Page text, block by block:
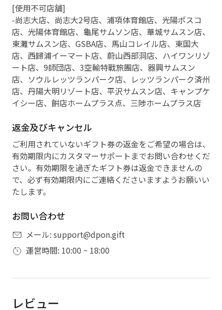
[使用不可店舗]
-尚志大店、尚志大2号店、浦項体育館店、光陽ポスコ
店、光陽体育館店、龜尾サムソン店、華城サムスン店、
東灘サムスン店、GSBA店、馬山コレイル店、東国大
店、西歸浦イーマート店、蔚山西部洞店、ハイワンリゾ
ート店、9師団店、3空輸特戰旅團店、器興サムスン
店、ソウルレッツランパーク店、レッツランパーク済州
店、丹陽大明リゾート店、平沢サムスン店、キャンプケ
イシー店、餠店ホームプラス点、三陟ホームプラス店
返金及びキャンセル
ご利用されていないギフト券の返金をご希望の場合は、
有効期限内にカスタマーサポートまでお問い合わせくだ
さい。有効期限を過ぎたギフト券は返金できませんの
で、必ず有効期限内にご連絡くださいますようお願いい
たします。
お問い合わせ
メール: support@dpon.gift
運営時間: 10:00 ~ 18:00
レビュー